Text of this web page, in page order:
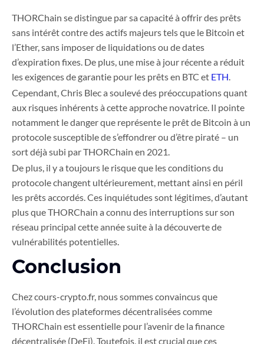
THORChain se distingue par sa capacité à offrir des prêts
sans intérêt contre des actifs majeurs tels que le Bitcoin et
l’Ether, sans imposer de liquidations ou de dates
d’expiration fixes. De plus, une mise à jour récente a réduit
les exigences de garantie pour les prêts en BTC et ETH.
Cependant, Chris Blec a soulevé des préoccupations quant
aux risques inhérents à cette approche novatrice. Il pointe
notamment le danger que représente le prêt de Bitcoin à un
protocole susceptible de s’effondrer ou d’être piraté – un
sort déjà subi par THORChain en 2021.
De plus, il y a toujours le risque que les conditions du
protocole changent ultérieurement, mettant ainsi en péril
les prêts accordés. Ces inquiétudes sont légitimes, d’autant
plus que THORChain a connu des interruptions sur son
réseau principal cette année suite à la découverte de
vulnérabilités potentielles.
Conclusion
Chez cours-crypto.fr, nous sommes convaincus que
l’évolution des plateformes décentralisées comme
THORChain est essentielle pour l’avenir de la finance
décentralisée (DeFi). Toutefois, il est crucial que ces